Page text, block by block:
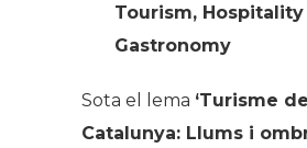
Tourism,
Gastronomy
Sota el lema ‘Turisme
Catalunya: Llums i